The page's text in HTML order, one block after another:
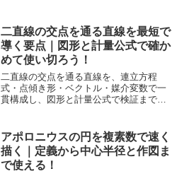
二直線の交点を通る直線を最短で
導く要点｜図形と計量公式で確か
めて使い切ろう！
二直線の交点を通る直線を、連立方程
式・点傾き形・ベクトル・媒介変数で一
貫構成し、図形と計量公式で検証まで完
アポロニウスの円を複素数で速く
描く｜定義から中心半径と作図ま
で使える！